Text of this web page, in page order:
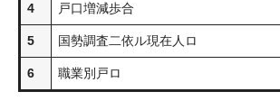
4 戸口増減歩合
5 国勢調査二依ル現在人ロ
6 職業別戸ロ